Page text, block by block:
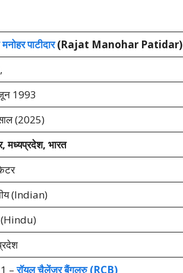
पाटीदार(Rajat Manohar Patidar)
1993
(2025)
मध्यप्रदेश, भारत
(Indian)
(Hindu)
–रॉयल चैलेंजर बैंगलुरु (RCB)